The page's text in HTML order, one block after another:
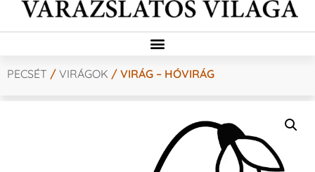
PECSÉT / VIRÁGOK / VIRÁG – HÓVIRÁG